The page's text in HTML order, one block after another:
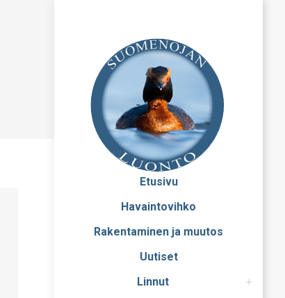
Etusivu
Havaintovihko
Rakentaminen ja muutos
Uutiset
Linnut